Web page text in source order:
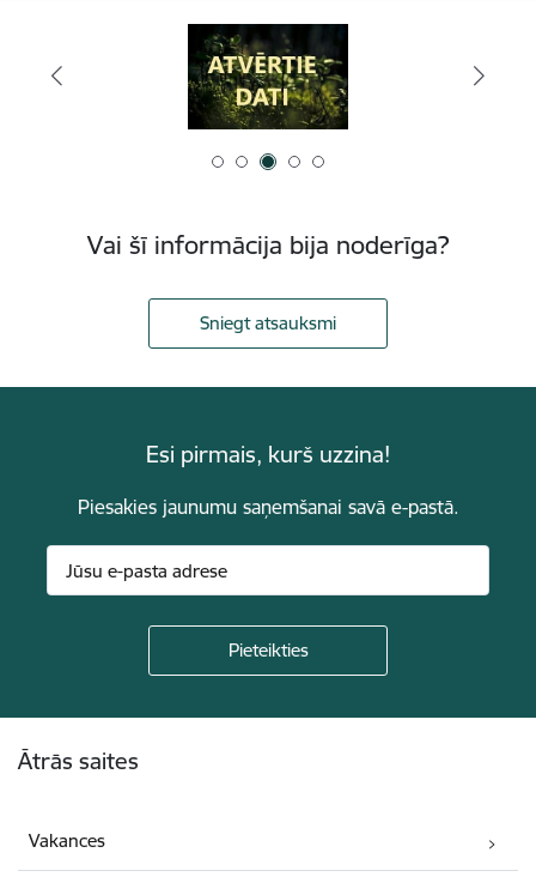
Vai šī informācija bija noderīga?
Sniegt atsauksmi
Esi pirmais, kurš uzzina!
Piesakies jaunumu saņemšanai savā e-pastā.
Ātrās saites
Vakances